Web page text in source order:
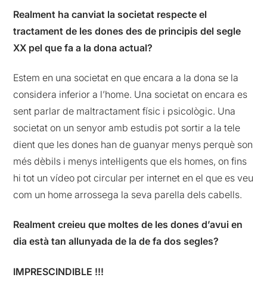
Realment ha canviat la societat respecte el
tractament de les dones des de principis del segle
XX pel que fa a la dona actual?
Estem en una societat en que encara a la dona se la
considera inferior a l’home. Una societat on encara es
sent parlar de maltractament físic i psicològic. Una
societat on un senyor amb estudis pot sortir a la tele
dient que les dones han de guanyar menys perquè son
més dèbils i menys intel·ligents que els homes, on fins
hi tot un vídeo pot circular per internet en el que es veu
com un home arrossega la seva parella dels cabells.
Realment creieu que moltes de les dones d’avui en
dia està tan allunyada de la de fa dos segles?
IMPRESCINDIBLE !!!